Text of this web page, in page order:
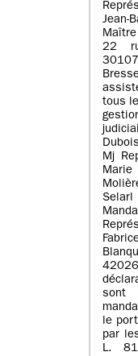
22
tous
Mj
le
par
L.